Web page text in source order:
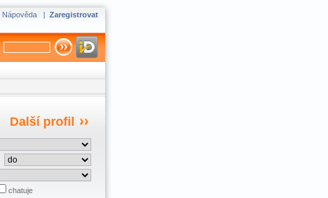
Nápověda | Zaregistrovat
Další profil
chatuje